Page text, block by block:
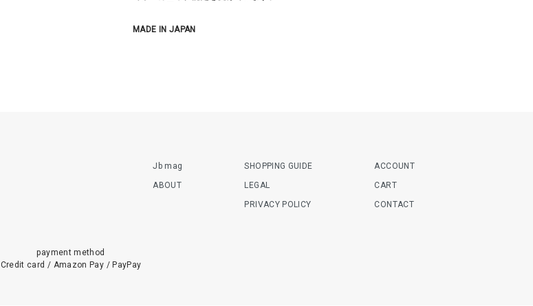
MADE IN JAPAN
Jb mag
ABOUT
SHOPPING GUIDE
LEGAL
PRIVACY POLICY
ACCOUNT
CART
CONTACT
payment method
Credit card / Amazon Pay / PayPay